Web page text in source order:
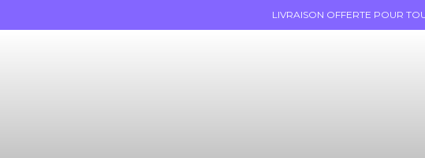
LIVRAISON OFFERTE POUR